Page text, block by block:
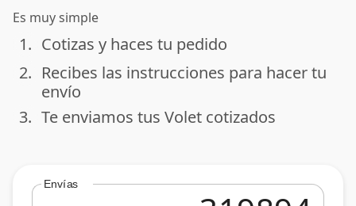
Es muy simple
done
1. Cotizas y haces tu pedido
done
2. Recibes las instrucciones para hacer tu
envío
done
3. Te enviamos tus Volet cotizados
Envías